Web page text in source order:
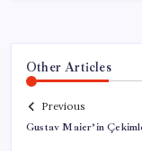
Other Articles
Previous
Gustav Maier’in